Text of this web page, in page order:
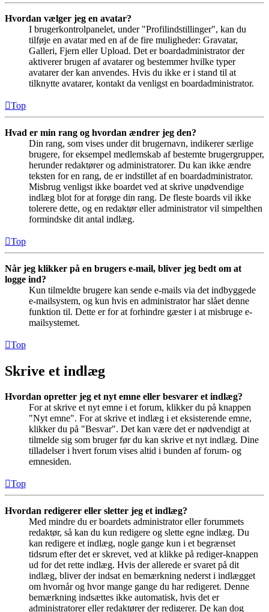
Hvordan vælger jeg en avatar?
I brugerkontrolpanelet, under "Profilindstillinger", kan du
tilføje en avatar med en af de fire muligheder: Gravatar,
Galleri, Fjern eller Upload. Det er boardadministrator der
aktiverer brugen af avatarer og bestemmer hvilke typer
avatarer der kan anvendes. Hvis du ikke er i stand til at
tilknytte avatarer, kontakt da venligst en boardadministrator.
Top
Hvad er min rang og hvordan ændrer jeg den?
Din rang, som vises under dit brugernavn, indikerer særlige
brugere, for eksempel medlemskab af bestemte brugergrupper,
herunder redaktører og administratorer. Du kan ikke ændre
teksten for en rang, de er indstillet af en boardadministrator.
Misbrug venligst ikke boardet ved at skrive unødvendige
indlæg blot for at forøge din rang. De fleste boards vil ikke
tolerere dette, og en redaktør eller administrator vil simpelthen
formindske dit antal indlæg.
Top
Når jeg klikker på en brugers e-mail, bliver jeg bedt om at
logge ind?
Kun tilmeldte brugere kan sende e-mails via det indbyggede
e-mailsystem, og kun hvis en administrator har slået denne
funktion til. Dette er for at forhindre gæster i at misbruge e-
mailsystemet.
Top
Skrive et indlæg
Hvordan opretter jeg et nyt emne eller besvarer et indlæg?
For at skrive et nyt emne i et forum, klikker du på knappen
"Nyt emne". For at skrive et indlæg i et eksisterende emne,
klikker du på "Besvar". Det kan være det er nødvendigt at
tilmelde sig som bruger før du kan skrive et nyt indlæg. Dine
tilladelser i hvert forum vises altid i bunden af forum- og
emnesiden.
Top
Hvordan redigerer eller sletter jeg et indlæg?
Med mindre du er boardets administrator eller forummets
redaktør, så kan du kun redigere og slette egne indlæg. Du
kan redigere et indlæg, nogle gange kun i et begrænset
tidsrum efter det er skrevet, ved at klikke på rediger-knappen
ud for det rette indlæg. Hvis der allerede er svaret på dit
indlæg, bliver der indsat en bemærkning nederst i indlægget
om hvornår og hvor mange gange du har redigeret. Denne
bemærkning indsættes ikke automatisk, hvis det er
administratorer eller redaktører der redigerer. De kan dog